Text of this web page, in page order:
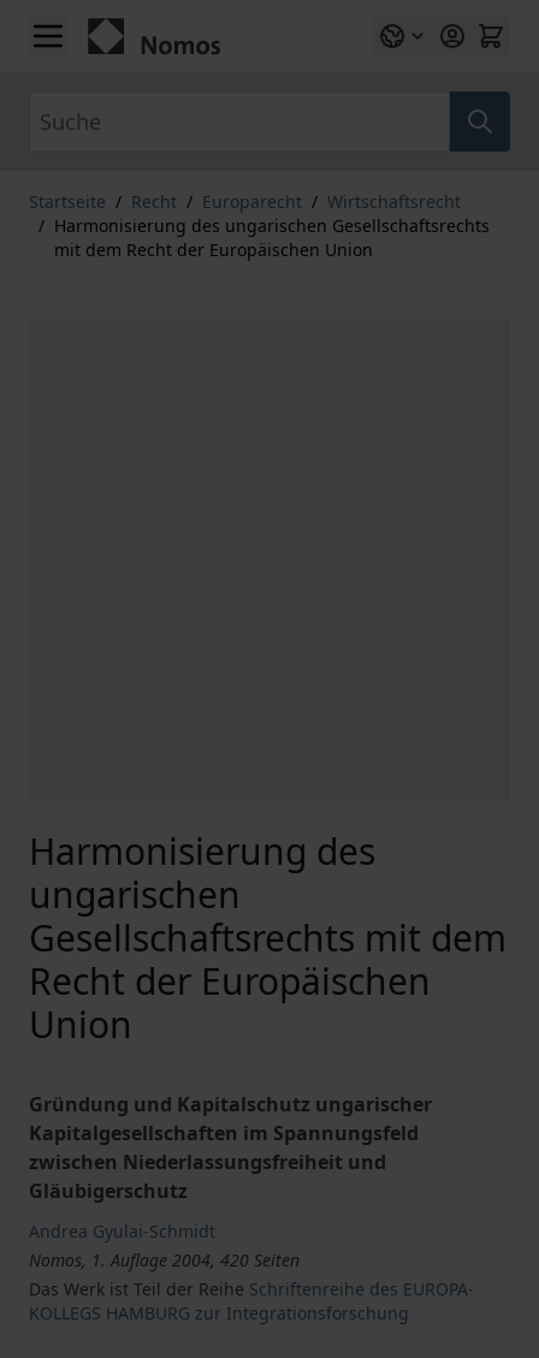
Zum Inhalt springen
Startseite / Recht / Europarecht / Wirtschaftsrecht
/ Harmonisierung des ungarischen Gesellschaftsrechts
mit dem Recht der Europäischen Union
Harmonisierung des
ungarischen
Gesellschaftsrechts mit dem
Recht der Europäischen
Union
Gründung und Kapitalschutz ungarischer
Kapitalgesellschaften im Spannungsfeld
zwischen Niederlassungsfreiheit und
Gläubigerschutz
Andrea Gyulai-Schmidt
Nomos, 1. Auflage 2004, 420 Seiten
Das Werk ist Teil der Reihe Schriftenreihe des EUROPA-
KOLLEGS HAMBURG zur Integrationsforschung